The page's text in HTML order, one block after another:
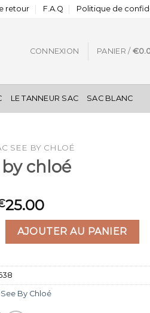
retour F.A.Q Politique de
CONNEXION PANIER / €
LE TANNEUR SAC SAC BLANC
SEE BY CHLOÉ
by chloé
25.00
see by chloé
AJOUTER AU PANIER
By Chloé